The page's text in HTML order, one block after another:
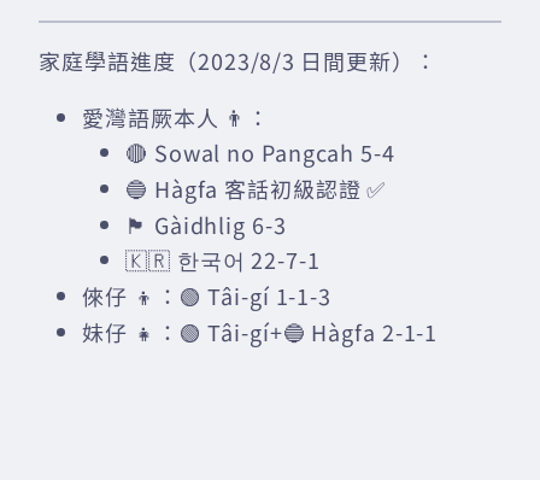
家庭學語進度（2023/8/3 日間更新）：
愛灣語厥本人 👨：
🔴 Sowal no Pangcah 5-4
🔵 Hàgfa 客話初級認證 ✅
🏴󠁧󠁢󠁳󠁣󠁴󠁿 Gàidhlig 6-3
🇰🇷 한국어 22-7-1
倈仔 👦：🟢 Tâi-gí 1-1-3
妹仔 👧：🟢 Tâi-gí+🔵 Hàgfa 2-1-1